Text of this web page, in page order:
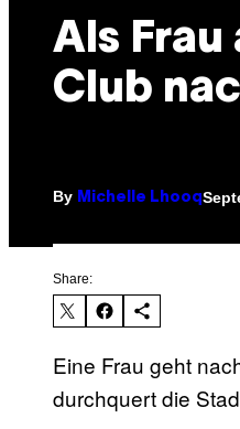
Als Frau
Club
By Michelle Lhooq
Share:
Eine Frau geht
durchquert die